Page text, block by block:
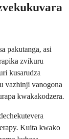
pakutanga, asi
zvikuru
kusarudza
vazhinji vanogona
kwakakodzera.
Kuita kwako